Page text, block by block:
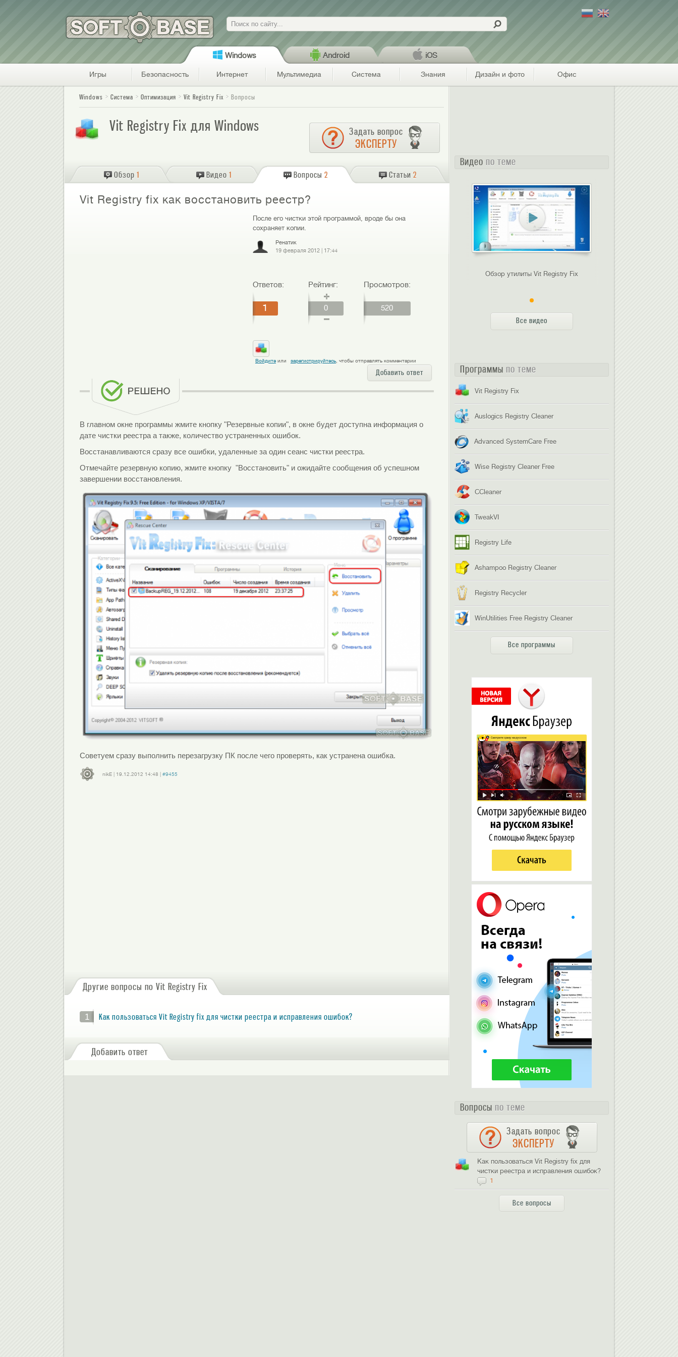
Поиск
Windows Android iOS
Игры Безопасность Интернет Мультимедиа Система Знания Дизайн и фото Офис
Windows Система Оптимизация Vit Registry Fix Вопросы
Vit Registry Fix для Windows Задать вопрос
ЭКСПЕРТУ
Обзор 1 Видео 1 Вопросы 2 Статьи 2
Vit Registry fix как восстановить реестр?
После его чистки этой программой, вроде бы она
сохраняет копии.
Ренатик
19 февраля 2012| 17:44
Ответов:
1
Рейтинг:
0
Просмотров:
520
Войдитеили зарегистрируйтесь, чтобы отправлять комментарии
Добавить ответ
В главном окне программы жмите кнопку "Резервные копии", в окне будет доступна информация о
дате чистки реестра а также, количество устраненных ошибок.
Восстанавливаются сразу все ошибки, удаленные за один сеанс чистки реестра.
Отмечайте резервную копию, жмите кнопку "Восстановить" и ожидайте сообщения об успешном
завершении восстановления.
Советуем сразу выполнить перезагрузку ПК после чего проверять, как устранена ошибка.
nikE| 19.12.2012 14:48
#9455
Другие вопросы по Vit Registry Fix
1 Как пользоваться Vit Registry fix для чистки реестра и исправления ошибок?
Добавить ответ
Видео по теме
Обзор утилиты Vit Registry Fix
Все видео
Программы по теме
Vit Registry Fix
Auslogics Registry Cleaner
Advanced SystemCare Free
Wise Registry Cleaner Free
CCleaner
TweakVI
Registry Life
Ashampoo Registry Cleaner
Registry Recycler
WinUtilities Free Registry Cleaner
Все программы
Вопросы по теме
Задать вопрос
ЭКСПЕРТУ
Как пользоваться Vit Registry fix для
чистки реестра и исправления ошибок?
1
Все вопросы